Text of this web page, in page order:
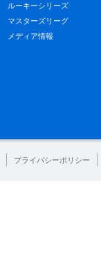
ルーキーシリーズ
マスターズリーグ
メディア情報
プライバシーポリシー